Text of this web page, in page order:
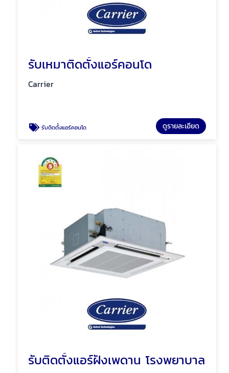
รับเหมาติดตั้งแอร์คอนโด
Carrier
รับติดตั้งแอร์คอนโด ดูรายละเอียด
รับติดตั้งแอร์ฝังเพดาน โรงพยาบาล